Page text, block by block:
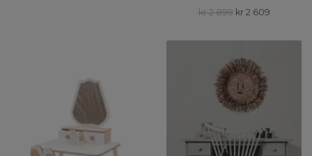
kr 2 899 kr 2 609